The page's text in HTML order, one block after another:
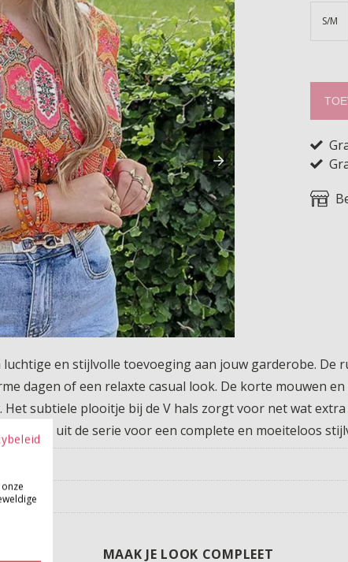
S/M
en stijlvolle toevoeging aan jouw garderobe. De
dagen of een relaxte casual look. De korte mouwen
subtiele plooitje bij de V hals zorgt voor net wat
items uit de serie voor een complete en moeiteloos
MAAK JE LOOK COMPLEET